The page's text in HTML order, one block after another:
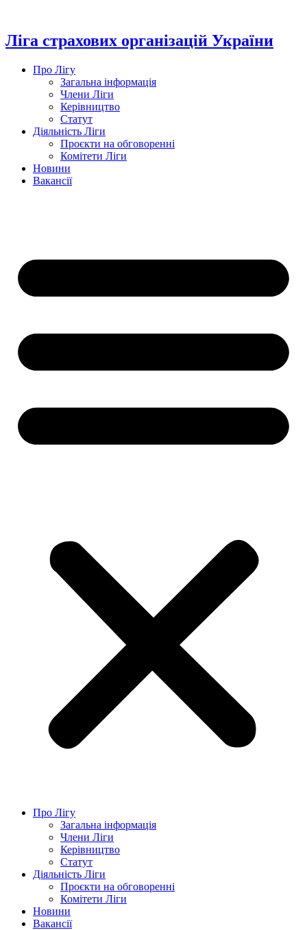
вмісту
Ліга страхових організацій України
Про Лігу
Загальна інформація
Члени Ліги
Керівництво
Статут
Діяльність Ліги
Проєкти на обговоренні
Комітети Ліги
Новини
Вакансії
Про Лігу
Загальна інформація
Члени Ліги
Керівництво
Статут
Діяльність Ліги
Проєкти на обговоренні
Комітети Ліги
Новини
Вакансії